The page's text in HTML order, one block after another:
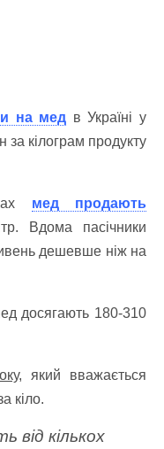
на мед в Україні у
кілограм продукту
мед продають
Вдома пасічники
дешевше ніж на
досягають 180-310
який вважається
кіло.
від кількох